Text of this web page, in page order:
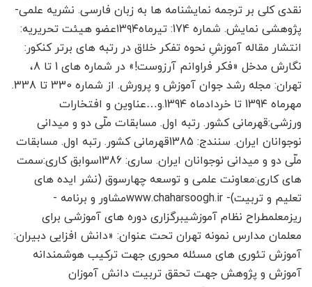
نقدی کلی بر ترجمه نمایشنامه ها به زبان فارسی. نشریه علمی-
پژوهشی نمایش. شماره 174: تیرماه۱۳۹۴عضو هیئت تحریریه:
انتشار مقاله آموزشِ نحوه تفکر خلاق در رتبه های برتر کنکور:
نگارش مدخل «فکر فراوانم آرزوست!» در شماره های 1 تا 8،
تهران: مجله رشد جوان آموزش و پرورش. از شماره 330 تا 338.
مهرماه 139۴ تا خردادماه 139۴.و…عناوین و افتخارات
ورزشی:قهرمانی کشور. رتبه اول. مسابقات ملّی دو و میدانی
نوجوانان ایران. سنندج: 1385قهرمانی کشور. رتبه اول. مسابقات
ملّی دو و میدانی نوجوانان ایران. ساری: 1386سوابق کاری:سمت
های کاری:معاونت علمی و توسعه چهارسوق (نشر ایده های
تعلیم و تربیت)- www.chaharsoogh.irمشاور و برنامه ­
ریزمعلمطراح نظام آموزشیبرگزاری دوره های آموزشی برای
معلمان مدارس نمونه تهران تحت عنوان: «دانش افزایی دبیران:
آموزش تئوری های مسئله محوری جهت ترکیب هوشمندانه
آموزش و پژوهش جهت تحقق تربیت دانش آموزان